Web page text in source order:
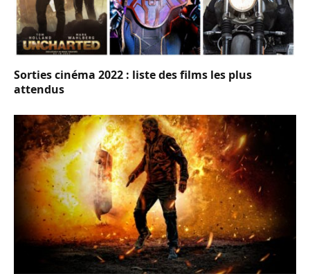
Sorties cinéma 2022 : liste des films les plus
attendus